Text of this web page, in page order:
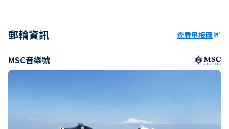
郵輪資訊 查看甲板圖ungroup
MSC音樂號